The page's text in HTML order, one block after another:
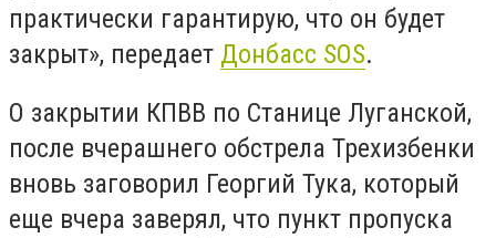
практически гарантирую, что он будет
закрыт», передает Донбасс SOS.
О закрытии КПВВ по ‪‎Станице‬ Луганской,
после вчерашнего обстрела Трехизбенки
вновь заговорил Георгий Тука, который
еще вчера заверял, что пункт пропуска